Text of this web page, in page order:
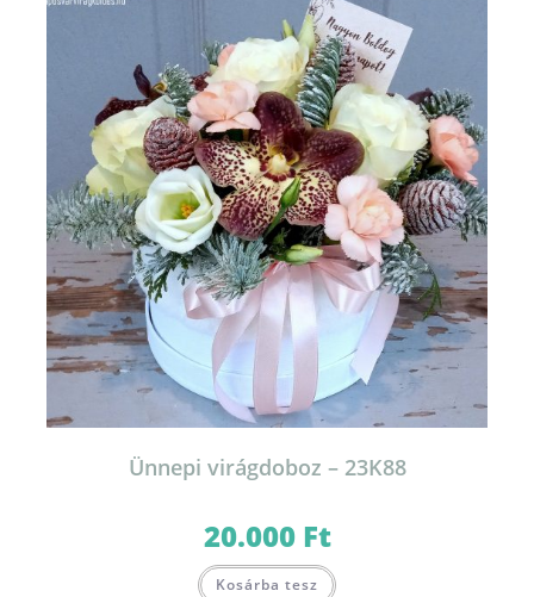
Ünnepi virágdoboz – 23K88
20.000 Ft
Kosárba tesz